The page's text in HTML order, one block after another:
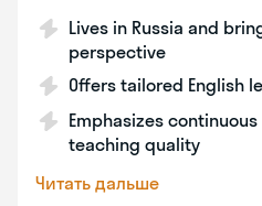
Lives in Russia and
perspective
Offers tailored English
Emphasizes
teaching quality
Читать дальше